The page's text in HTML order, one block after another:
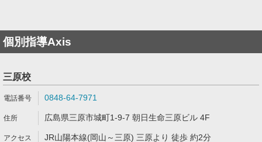
個別指導Axis
三原校
0848-64-7971
広島県三原市城町1-9-7 朝日生命三原ビル 4F
JR山陽本線(岡山～三原) 三原より 徒歩 約2分